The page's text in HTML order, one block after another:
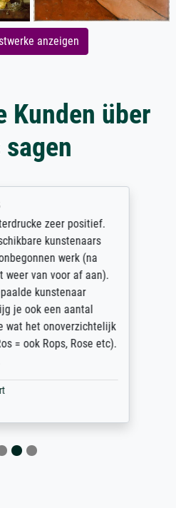
anzeigen
Kunden über
zeer positief.
kunstenaars
werk (na
weer van voor af aan).
kunstenaar
je ook een aantal
wat het onoverzichtelijk
= ook Rops, Rose etc).